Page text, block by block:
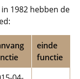
1982 hebben de
einde
functie